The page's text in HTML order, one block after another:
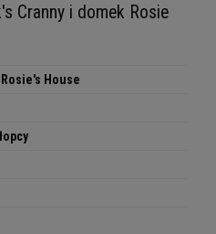
Cranny i domek Rosie
House